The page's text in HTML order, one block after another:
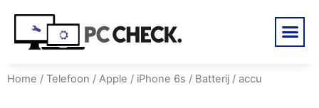
Home / Telefoon / Apple / iPhone 6s / Batterij / accu